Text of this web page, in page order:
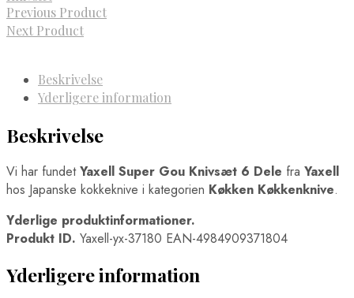
Previous Product
Next Product
Beskrivelse
Yderligere information
Beskrivelse
Vi har fundetYaxell Super Gou Knivsæt 6 Dele fra Yaxell
hos Japanske kokkeknive i kategorien Køkken Køkkenknive.
Yderlige produktinformationer.
Produkt ID. Yaxell-yx-37180 EAN-4984909371804
Yderligere information